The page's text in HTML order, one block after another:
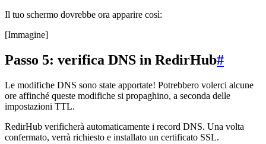
Il tuo schermo dovrebbe ora apparire così:
[Immagine]
Passo 5: verifica DNS in RedirHub#
Le modifiche DNS sono state apportate! Potrebbero volerci alcune
ore affinché queste modifiche si propaghino, a seconda delle
impostazioni TTL.
RedirHub verificherà automaticamente i record DNS. Una volta
confermato, verrà richiesto e installato un certificato SSL.